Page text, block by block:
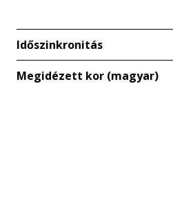
Időszinkronitás
Megidézett kor (magyar)